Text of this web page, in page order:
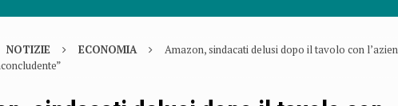
NOTIZIE ECONOMIA
Amazon, sindacati delusi dopo il tavolo con